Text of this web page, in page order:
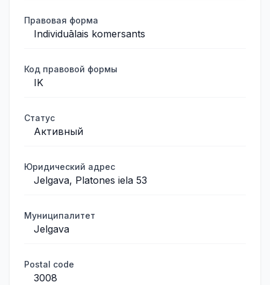
Правовая форма
Individuālais komersants
Код правовой формы
IK
Статус
Активный
Юридический адрес
Jelgava, Platones iela 53
Муниципалитет
Jelgava
Postal code
3008